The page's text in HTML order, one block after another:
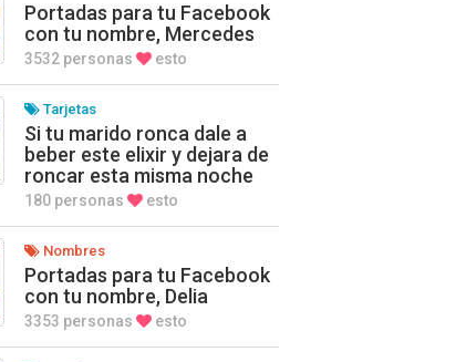
Portadas para tu Facebook
con tu nombre, Mercedes
3532 personas esto
Tarjetas
Si tu marido ronca dale a
beber este elixir y dejara de
roncar esta misma noche
180 personas esto
Nombres
Portadas para tu Facebook
con tu nombre, Delia
3353 personas esto